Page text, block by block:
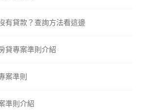
有貸款？查詢方法看這邊
貸專案準則介紹
案準則
準則介紹